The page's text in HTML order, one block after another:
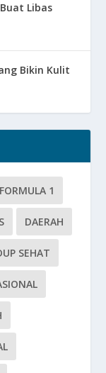
Libas
Bikin Kulit
1
DAERAH
SEHAT